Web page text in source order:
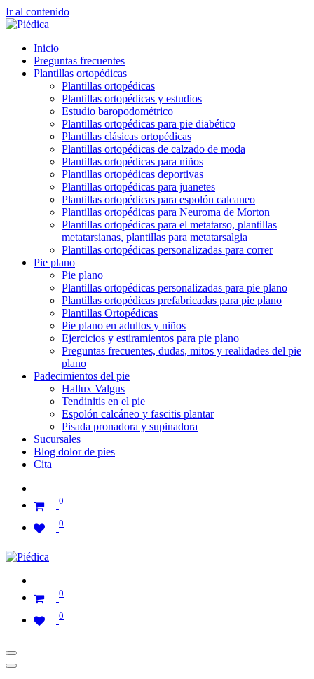
Ir al contenido
Inicio
Preguntas frecuentes
Plantillas ortopédicas
Plantillas ortopédicas
Plantillas ortopédicas y estudios
Estudio baropodométrico
Plantillas ortopédicas para pie diabético
Plantillas clásicas ortopédicas
Plantillas ortopédicas de calzado de moda
Plantillas ortopédicas para niños
Plantillas ortopédicas deportivas
Plantillas ortopédicas para juanetes
Plantillas ortopédicas para espolón calcaneo
Plantillas ortopédicas para Neuroma de Morton
Plantillas ortopédicas para el metatarso, plantillas
metatarsianas, plantillas para metatarsalgia
Plantillas ortopédicas personalizadas para correr
Pie plano
Pie plano
Plantillas ortopédicas personalizadas para pie plano
Plantillas ortopédicas prefabricadas para pie plano
Plantillas Ortopédicas
Pie plano en adultos y niños
Ejercicios y estiramientos para pie plano
Preguntas frecuentes, dudas, mitos y realidades del pie
plano
Padecimientos del pie
Hallux Valgus
Tendinitis en el pie
Espolón calcáneo y fascitis plantar
Pisada pronadora y supinadora
Sucursales
Blog dolor de pies
Cita
0
0
0
0